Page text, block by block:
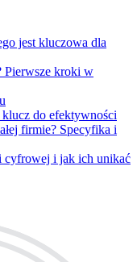
jest kluczowa dla
Pierwsze kroki w
do efektywności
firmie? Specyfika i
cyfrowej i jak ich unikać